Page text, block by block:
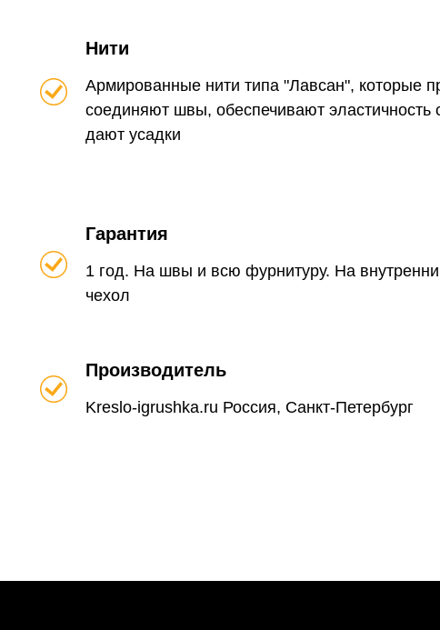
Нити
Армированные нити типа "Лавсан", которые
соединяют швы, обеспечивают эластичность
дают усадки
Гарантия
1 год. На швы и всю фурнитуру. На
чехол
Производитель
Kreslo-igrushka.ru Россия, Санкт-Петербург